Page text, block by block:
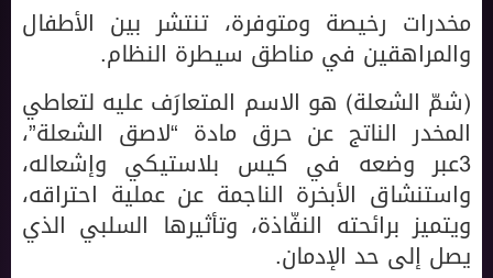
مخدرات رخيصة ومتوفرة، تنتشر بين الأطفال
والمراهقين في مناطق سيطرة النظام.
(شمّ الشعلة) هو الاسم المتعارَف عليه لتعاطي
المخدر الناتج عن حرق مادة “لاصق الشعلة”،
3عبر وضعه في كيس بلاستيكي وإشعاله،
واستنشاق الأبخرة الناجمة عن عملية احتراقه،
ويتميز برائحته النفّاذة، وتأثيرها السلبي الذي
يصل إلى حد الإدمان.